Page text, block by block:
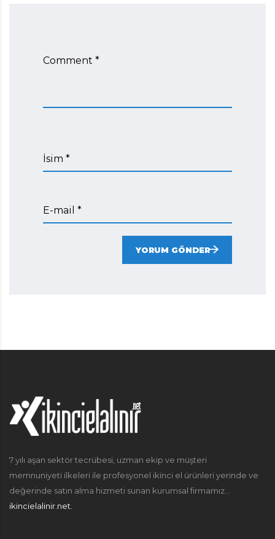
Comment *
İsim *
E-mail *
YORUM GÖNDER
7 yılı aşan sektör tecrübesi, uzman ekip ve müşteri
memnuniyeti ilkeleri ile profesyonel ikinci el ürünleri yerinde ve
değerinde satın alma hizmeti sunan kurumsal firmamız...
ikincielalinir.net.